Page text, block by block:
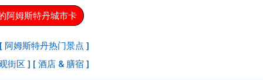
阿姆斯特丹城市卡
阿姆斯特丹热门景点 ]
街区 ] [ 酒店 & 膳宿 ]